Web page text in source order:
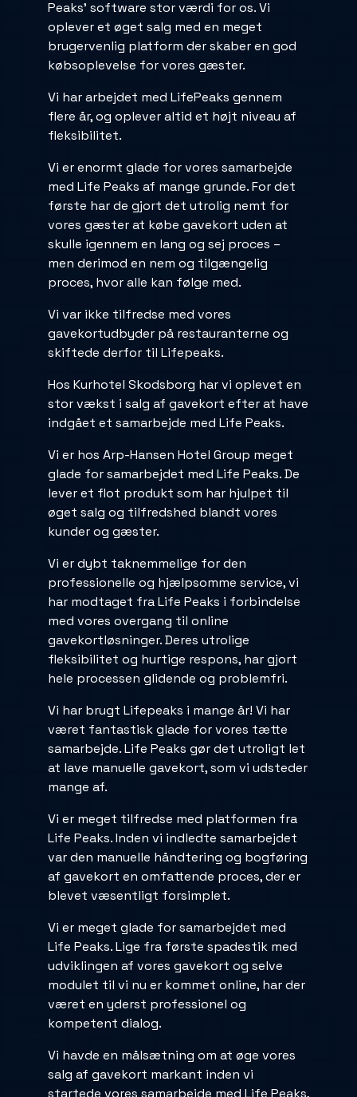
Peaks’ software stor værdi for os. Vi
oplever et øget salg med en meget
brugervenlig platform der skaber en god
købsoplevelse for vores gæster.
Vi har arbejdet med LifePeaks gennem
flere år, og oplever altid et højt niveau af
fleksibilitet.
Vi er enormt glade for vores samarbejde
med Life Peaks af mange grunde. For det
første har de gjort det utrolig nemt for
vores gæster at købe gavekort uden at
skulle igennem en lang og sej proces –
men derimod en nem og tilgængelig
proces, hvor alle kan følge med.
Vi var ikke tilfredse med vores
gavekortudbyder på restauranterne og
skiftede derfor til Lifepeaks.
Hos Kurhotel Skodsborg har vi oplevet en
stor vækst i salg af gavekort efter at have
indgået et samarbejde med Life Peaks.
Vi er hos Arp-Hansen Hotel Group meget
glade for samarbejdet med Life Peaks. De
lever et flot produkt som har hjulpet til
øget salg og tilfredshed blandt vores
kunder og gæster.
Vi er dybt taknemmelige for den
professionelle og hjælpsomme service, vi
har modtaget fra Life Peaks i forbindelse
med vores overgang til online
gavekortløsninger. Deres utrolige
fleksibilitet og hurtige respons, har gjort
hele processen glidende og problemfri.
Vi har brugt Lifepeaks i mange år! Vi har
været fantastisk glade for vores tætte
samarbejde. Life Peaks gør det utroligt let
at lave manuelle gavekort, som vi udsteder
mange af.
Vi er meget tilfredse med platformen fra
Life Peaks. Inden vi indledte samarbejdet
var den manuelle håndtering og bogføring
af gavekort en omfattende proces, der er
blevet væsentligt forsimplet.
Vi er meget glade for samarbejdet med
Life Peaks. Lige fra første spadestik med
udviklingen af vores gavekort og selve
modulet til vi nu er kommet online, har der
været en yderst professionel og
kompetent dialog.
Vi havde en målsætning om at øge vores
salg af gavekort markant inden vi